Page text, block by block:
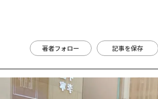
著者フォロー 記事を保存